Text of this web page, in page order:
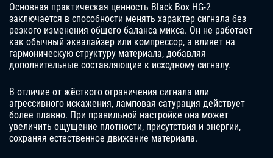
Основная практическая ценность Black Box HG-2
заключается в способности менять характер сигнала без
резкого изменения общего баланса микса. Он не работает
как обычный эквалайзер или компрессор, а влияет на
гармоническую структуру материала, добавляя
дополнительные составляющие к исходному сигналу.
В отличие от жёсткого ограничения сигнала или
агрессивного искажения, ламповая сатурация действует
более плавно. При правильной настройке она может
увеличить ощущение плотности, присутствия и энергии,
сохраняя естественное движение материала.